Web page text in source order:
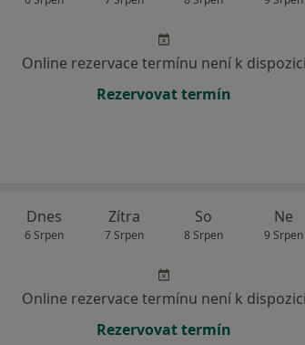
Online rezervace termínu není k dispozici
Rezervovat termín
Dnes
6 Srpen
Zítra
7 Srpen
So
8 Srpen
Ne
9 Srpen
Online rezervace termínu není k dispozici
Rezervovat termín